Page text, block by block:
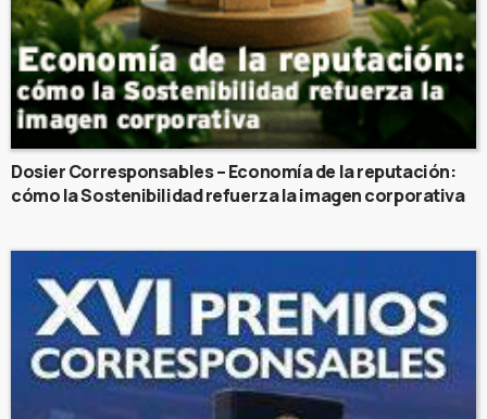
Dosier Corresponsables – Economía de la reputación:
cómo la Sostenibilidad refuerza la imagen corporativa